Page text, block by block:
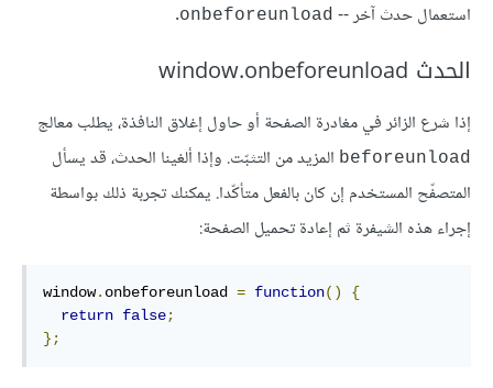
استعمال حدث آخر -- onbeforeunload
.
الحدث window.onbeforeunload
إذا شرع الزائر في مغادرة الصفحة أو حاول إغلاق النافذة، يطلب معالج
beforeunload المزيد من التثبّت. وإذا ألغينا الحدث، قد يسأل
المتصفّح المستخدم إن كان بالفعل متأكّدا. يمكنك تجربة ذلك بواسطة
إجراء هذه الشيفرة ثم إعادة تحميل الصفحة:
window. onbeforeunload = function()
{
return false;
};